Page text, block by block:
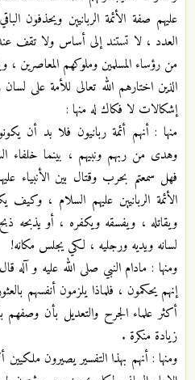
عليهم صفة الأئمة الربانيين ويحذفون
العدد ، لا تستند إلى أساس ولا تقف
من رؤساء المسلمين وملوكهم المعاصرين ،
الذين اختارهم الله تعالى للأمة على
إشكالات لا فكاك له منها :
منها : أنهم أئمة ربانيون فلا بد أن
وهدى من ربهم ونبيهم ، بينما خلفاء
فهل سمعتم بحرب وقتال بين الأنبياء
الأئمة الربانيين عليهم السلام ،
ويقاتله ، ويفسقه ويكفره ، أو يذبحه
لسانه ويديه ورجليه ، لكي يجلس مكانه!
ومنها : مادام النبي صلى الله عليه و
إنهم يحكمون ، فلماذا يلزمون أنفسهم
أكثر علماء الجرح والتعديل بأن وصفهم
زيادة منكرة .
ومنها : أنهم بهذا التفسير يصيرون